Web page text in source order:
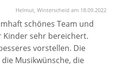
Helmut, Winterscheid am 18.09.2022
schönes Team und
Kinder sehr bereichert.
vorstellen. Die
Musikwünsche, die